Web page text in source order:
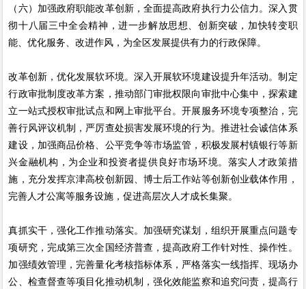
（六）加强政府职能改革创新，全面提高政府执行力公信力。深入贯
彻十八届三中全会精神，进一步解放思想、创新突破，加快转变职
能、优化服务、改进作风，为全区发展提供有力的行政保障。
改革创新，优化发展软环境。深入开展软环境建设提升年活动。制定
行政审批制度改革方案，推动部门审批权限向审批中心集中，探索建
立一站式授权审批试点和网上审批平台。开展服务环境专项整治，完
善行风评议机制，严厉查处损害发展环境的行为。推进社会诚信体系
建设，加强商品价格、公平竞争等市场监管，积极发展村镇银行等新
兴金融机构，为企业和投资者提供良好市场环境。落实人才政策措
施，充分发挥京津高校创新园、博士后工作站等创新创业载体作用，
完善人才公寓等服务设施，促进高层次人才成长集聚。
真抓实干，强化工作推动落实。加强研究谋划，组织开展重点问题专
项研究，完成第三次全国经济普查，提高政府工作针对性、操作性。
加强绩效管理，完善量化考核指标体系，严格落实一线指挥、现场办
公、检查督查等项目化推动机制，强化效能监察和追究问责，提高行